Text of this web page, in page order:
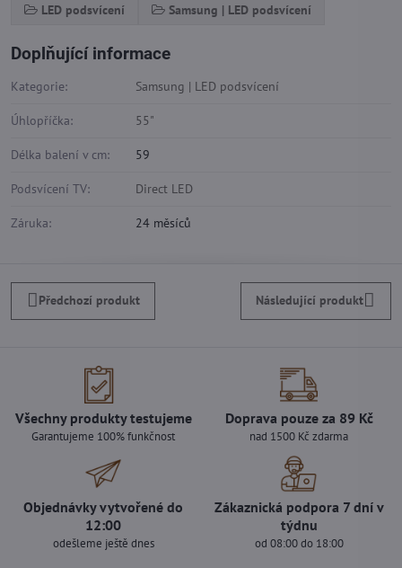
LED podsvícení Samsung | LED podsvícení
Doplňující informace
Kategorie: Samsung | LED podsvícení
Úhlopříčka: 55"
Délka balení v cm: 59
Podsvícení TV: Direct LED
Záruka: 24 měsíců
Předchozí produkt Následující produkt
Všechny produkty testujeme
Garantujeme 100% funkčnost
Doprava pouze za 89 Kč
nad 1500 Kč zdarma
Objednávky vytvořené do
12:00
odešleme ještě dnes
Zákaznická podpora 7 dní v
týdnu
od 08:00 do 18:00